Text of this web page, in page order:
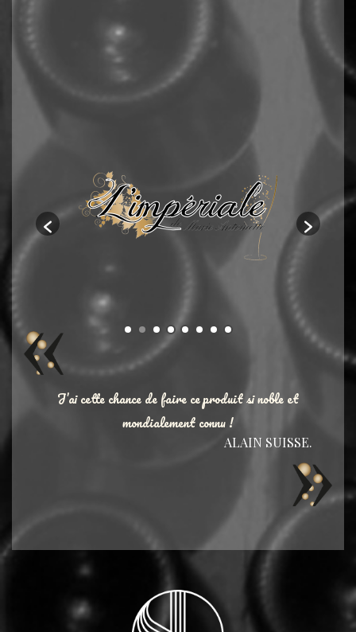
J’ai cette chance de faire ce produit si noble et
mondialement connu !
ALAIN SUISSE.